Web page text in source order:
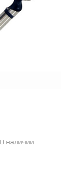
В наличии